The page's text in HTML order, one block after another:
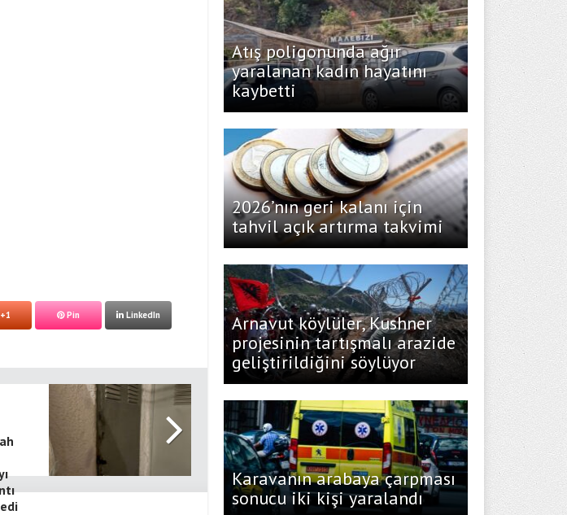
Pin LinkedIn
Atış poligonunda ağır
yaralanan kadın hayatını
kaybetti
2026’nın geri kalanı için
tahvil açık artırma takvimi
Arnavut köylüler, Kushner
projesinin tartışmalı arazide
geliştirildiğini söylüyor
Karavanın arabaya çarpması
sonucu iki kişi yaralandı